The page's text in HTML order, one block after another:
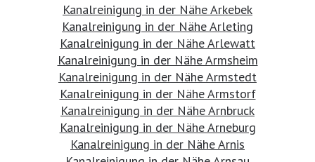
Kanalreinigung in der Nähe Arkebek
Kanalreinigung in der Nähe Arleting
Kanalreinigung in der Nähe Arlewatt
Kanalreinigung in der Nähe Armsheim
Kanalreinigung in der Nähe Armstedt
Kanalreinigung in der Nähe Armstorf
Kanalreinigung in der Nähe Arnbruck
Kanalreinigung in der Nähe Arneburg
Kanalreinigung in der Nähe Arnis